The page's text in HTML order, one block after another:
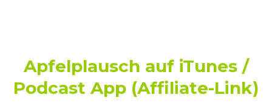
Apfelplausch auf iTunes /
Podcast App (Affiliate-Link)